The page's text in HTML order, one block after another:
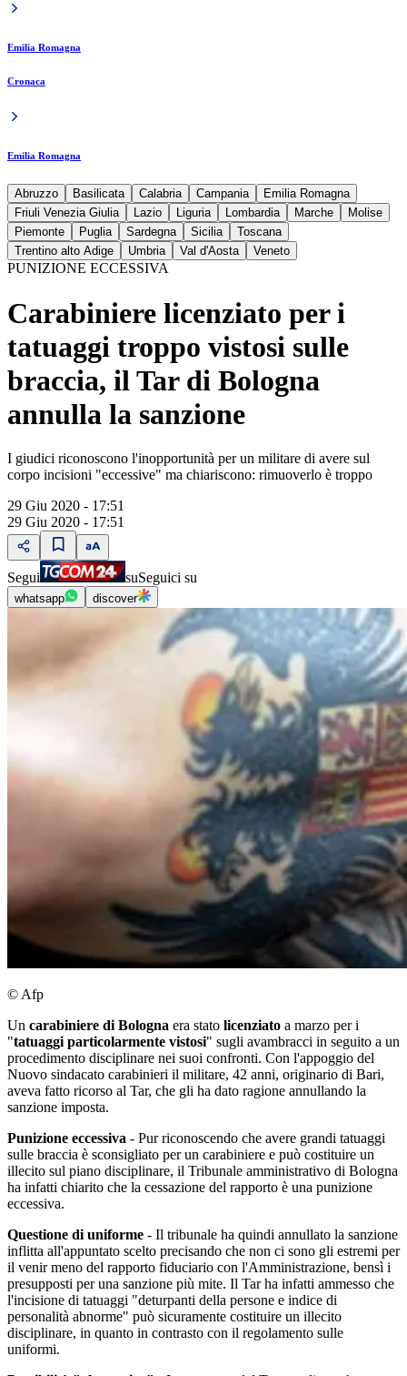
Emilia Romagna
Cronaca
Emilia Romagna
Abruzzo Basilicata Calabria Campania
Emilia Romagna
Friuli Venezia Giulia
Lazio Liguria Lombardia Marche
Molise
Piemonte
Puglia Sardegna Sicilia
Toscana
Trentino alto Adige
Umbria Val d'Aosta Veneto
PUNIZIONE ECCESSIVA
Carabiniere licenziato per i
tatuaggi troppo vistosi sulle
braccia, il Tar di Bologna
annulla la sanzione
I giudici riconoscono l'inopportunità per un militare di avere sul
corpo incisioni "eccessive" ma chiariscono: rimuoverlo è troppo
29 Giu 2020 - 17:51
29 Giu 2020 - 17:51
Segui suSeguici su
whatsapp discover
© Afp
Un carabiniere di Bologna era stato licenziato a marzo per i
"tatuaggi particolarmente vistosi" sugli avambracci in seguito a un
procedimento disciplinare nei suoi confronti. Con l'appoggio del
Nuovo sindacato carabinieri il militare, 42 anni, originario di Bari,
aveva fatto ricorso al Tar, che gli ha dato ragione annullando la
sanzione imposta.
Punizione eccessiva - Pur riconoscendo che avere grandi tatuaggi
sulle braccia è sconsigliato per un carabiniere e può costituire un
illecito sul piano disciplinare, il Tribunale amministrativo di Bologna
ha infatti chiarito che la cessazione del rapporto è una punizione
eccessiva.
Questione di uniforme - Il tribunale ha quindi annullato la sanzione
inflitta all'appuntato scelto precisando che non ci sono gli estremi per
il venir meno del rapporto fiduciario con l'Amministrazione, bensì i
presupposti per una sanzione più mite. Il Tar ha infatti ammesso che
l'incisione di tatuaggi "deturpanti della persone e indice di
personalità abnorme" può sicuramente costituire un illecito
disciplinare, in quanto in contrasto con il regolamento sulle
uniformi.